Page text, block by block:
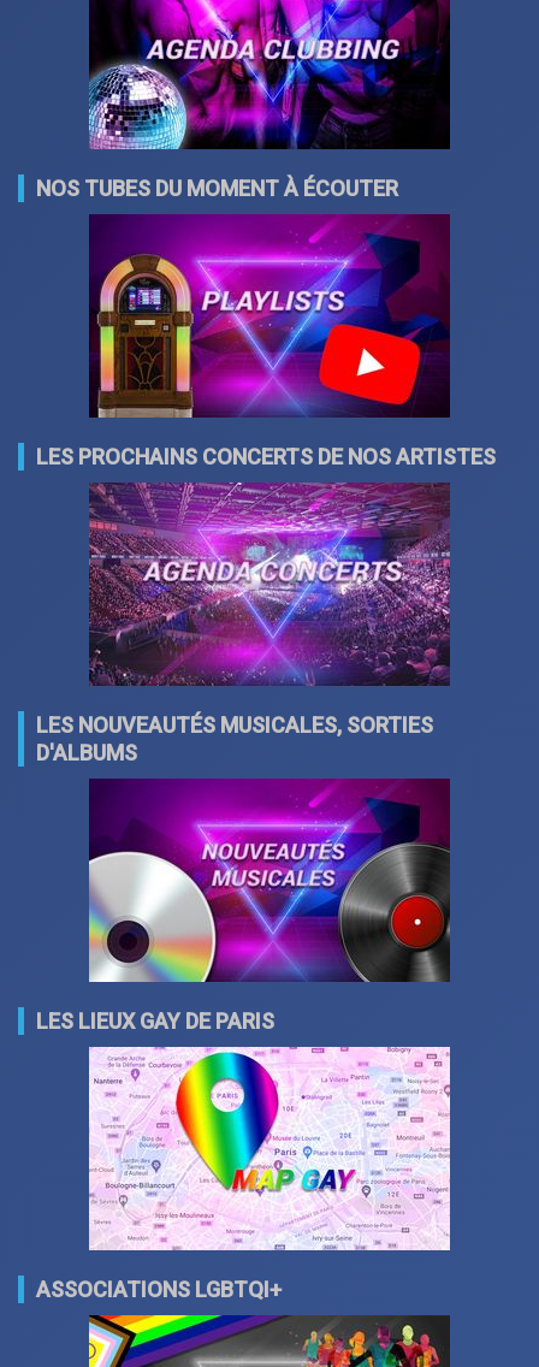
NOS TUBES DU MOMENT À ÉCOUTER
LES PROCHAINS CONCERTS DE NOS ARTISTES
LES NOUVEAUTÉS MUSICALES, SORTIES
D'ALBUMS
LES LIEUX GAY DE PARIS
ASSOCIATIONS LGBTQI+